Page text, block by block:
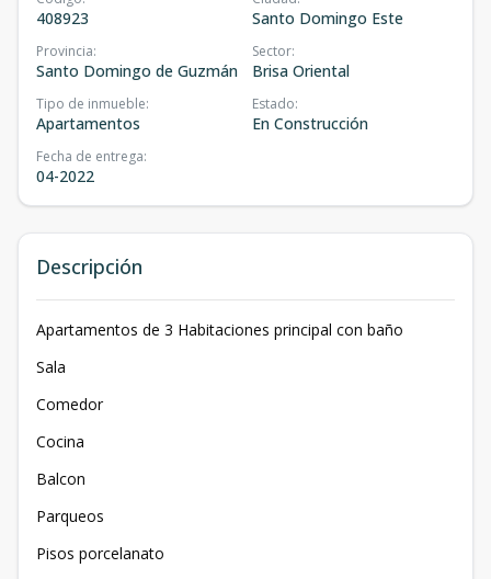
408923 Santo Domingo Este
Provincia:
Santo Domingo de Guzmán
Sector:
Brisa Oriental
Tipo de inmueble:
Apartamentos
Estado:
En Construcción
Fecha de entrega:
04-2022
Descripción
Apartamentos de 3 Habitaciones principal con baño
Sala
Comedor
Cocina
Balcon
Parqueos
Pisos porcelanato